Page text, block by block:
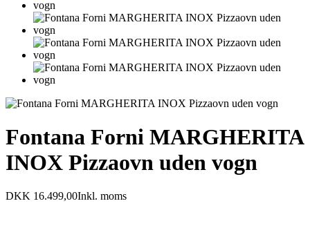
Fontana Forni MARGHERITA
INOX Pizzaovn uden vogn
DKK 16.499,00Inkl. moms